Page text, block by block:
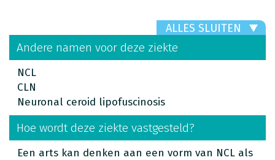
ALLES SLUITEN
Andere namen voor deze ziekte
NCL
CLN
Neuronal ceroid lipofuscinosis
Hoe wordt deze ziekte vastgesteld?
Een arts kan denken aan een vorm van NCL als